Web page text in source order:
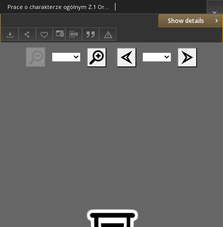
Show details
Prace o charakterze ogólnym Z.1 Ordynacja podatkowa; Ordynacja podatkowa Rzeszy Niemieckiej z 13 grudnia 1919 R. ze zmianami i uzupełnieniami do końca marca 1925 R.